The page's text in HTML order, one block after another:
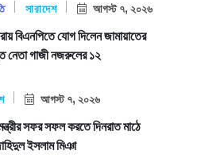
সারাদেশ আগস্ট ৭, ২০২৬
বিএনপিতে যোগ দিলেন জামায়াতের
নেতা গাজী নজরুলের ১২
আগস্ট ৭, ২০২৬
সফর সফল করতে দিনরাত মাঠে
ইসলাম মিঞা